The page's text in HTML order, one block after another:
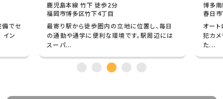
でセ
イン
鹿児島本線 竹下 徒歩2分
福岡市博多区竹下4丁目
最寄り駅から徒歩圏内の立地に位置し、毎日
の通勤や通学に便利な環境です。駅周辺には
スーパ...
博多
春日
オート
犯カメ
た...